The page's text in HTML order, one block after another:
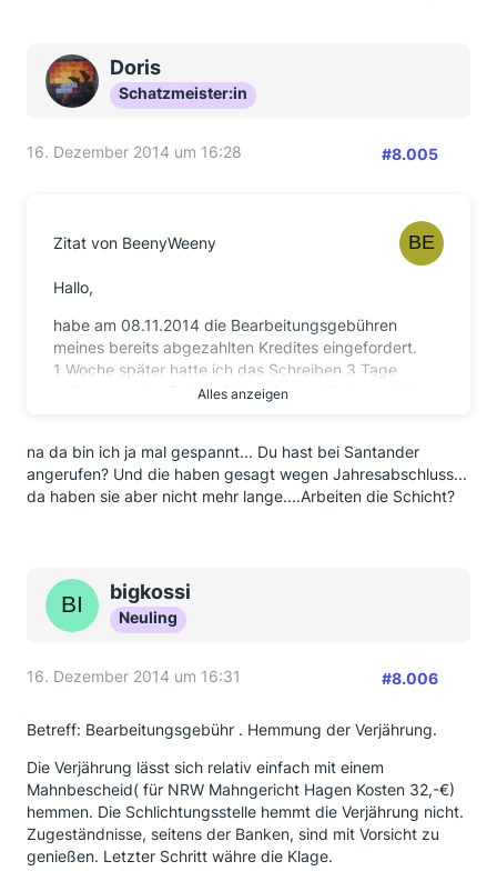
Doris
Schatzmeister:in
16. Dezember 2014 um 16:28 #8.005
Zitat von BeenyWeeny
Hallo,
habe am 08.11.2014 die Bearbeitungsgebühren
meines bereits abgezahlten Kredites eingefordert.
1 Woche später hatte ich das Schreiben 3 Tage
später war das Geld auf dem Konto , übrigens inkl.
Da ich die Ablösesumme weiterfinanziert habe,
entstand dadurch wieder eine Bearbeitungsgebühr.
Diese habe ich am 27.11. eingefordert(leider zu spät
wird.
Heute dann den Anruf bei der Bank getätigt, wieso es
bei dem einen so schnell ging und jetzt alles umso
Begründung:
Krediten.
Die Santander liegt momentan erst bei Anträgen von
Ende November .
Wegen dem Jahresabschluss geht das Ganze Geld
noch in diesem Jahr raus.
Alles anzeigen
na da bin ich ja mal gespannt... Du hast bei Santander
angerufen? Und die haben gesagt wegen Jahresabschluss...
da haben sie aber nicht mehr lange....Arbeiten die Schicht?
bigkossi
Neuling
16. Dezember 2014 um 16:31 #8.006
Betreff: Bearbeitungsgebühr . Hemmung der Verjährung.
Die Verjährung lässt sich relativ einfach mit einem
Mahnbescheid( für NRW Mahngericht Hagen Kosten 32,-€)
hemmen. Die Schlichtungsstelle hemmt die Verjährung nicht.
Zugeständnisse, seitens der Banken, sind mit Vorsicht zu
genießen. Letzter Schritt währe die Klage.